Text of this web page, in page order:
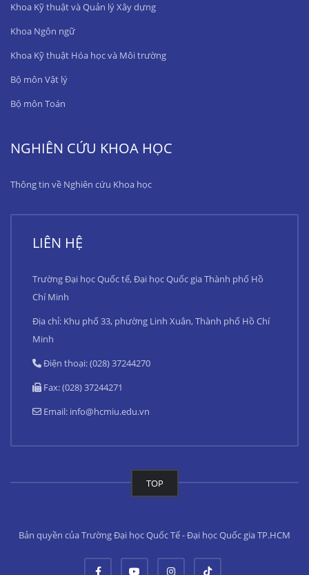
Khoa Kỹ thuật và Quản lý Xây dựng
Khoa Ngôn ngữ
Khoa Kỹ thuật Hóa học và Môi trường
Bộ môn Vật lý
Bộ môn Toán
NGHIÊN CỨU KHOA HỌC
Thông tin về Nghiên cứu Khoa học
LIÊN HỆ
Trường Đại học Quốc tế, Đại học Quốc gia Thành phố Hồ
Chí Minh
Địa chỉ: Khu phố 33, phường Linh Xuân, Thành phố Hồ Chí
Minh
Điện thoại: (028) 37244270
Fax: (028) 37244271
Email: info@hcmiu.edu.vn
TOP
Bản quyền của Trường Đại học Quốc Tế - Đại học Quốc gia TP.HCM